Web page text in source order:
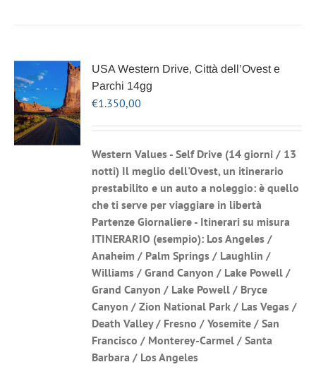
USA Western Drive, Città dell’Ovest e
Parchi 14gg
€1.350,00
Western Values - Self Drive (14 giorni / 13
notti) Il meglio dell'Ovest, un itinerario
prestabilito e un auto a noleggio: è quello
che ti serve per viaggiare in libertà
Partenze Giornaliere - Itinerari su misura
ITINERARIO (esempio): Los Angeles /
Anaheim / Palm Springs / Laughlin /
Williams / Grand Canyon / Lake Powell /
Grand Canyon / Lake Powell / Bryce
Canyon / Zion National Park / Las Vegas /
Death Valley / Fresno / Yosemite / San
Francisco / Monterey-Carmel / Santa
Barbara / Los Angeles